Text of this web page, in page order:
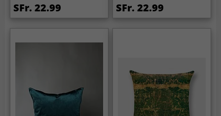
SFr. 22.99 SFr. 22.99